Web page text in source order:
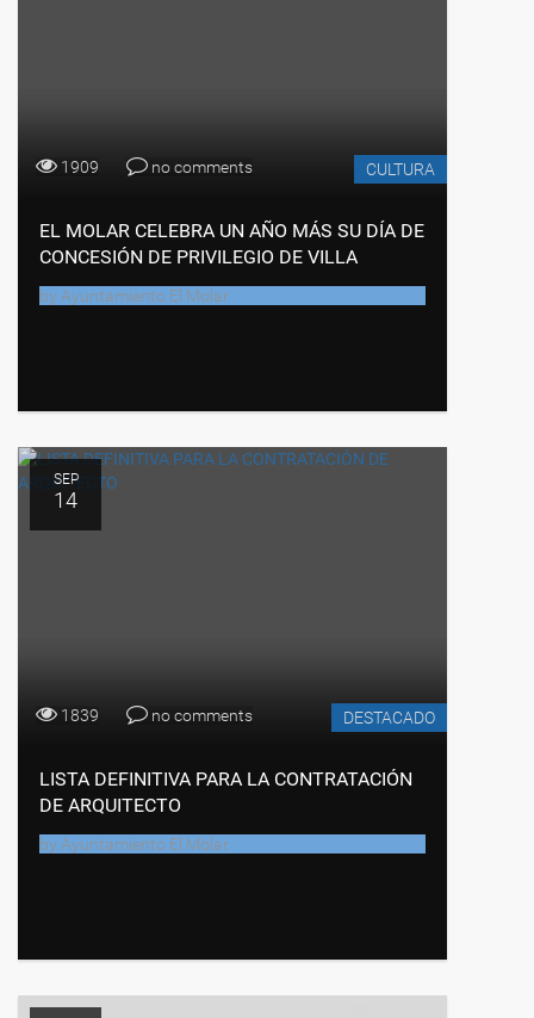
1909 no comments CULTURA
EL MOLAR CELEBRA UN AÑO MÁS SU DÍA DE
CONCESIÓN DE PRIVILEGIO DE VILLA
by Ayuntamiento El Molar
SEP
14
1839 no comments DESTACADO
LISTA DEFINITIVA PARA LA CONTRATACIÓN
DE ARQUITECTO
by Ayuntamiento El Molar